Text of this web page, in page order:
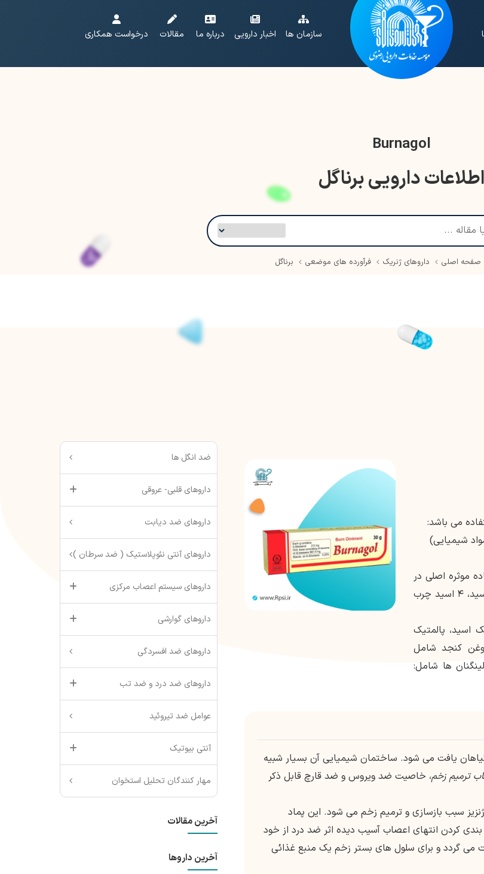
سازمان ها اخبار دارویی درباره ما مقالات درخواست همکاری
Burnagol
اطلاعات دارویی برناگل
صفحه اصلی داروهای ژنریک فرآورده های موضعی برناگل
می باشد:
به عنوان ماده موثره اصلی در
پایه پمادی غنی از روغن کنجد می باشد. افزون بر این ۱۸ آمینواسید، ۴ اسید چرب
اسید، پالمتیک
کنجد شامل
ها شامل:
یافت می شود. ساختمان شیمیایی آن بسیار شبیه
ترمیم زخم، خاصیت ضد ویروس و ضد قارچ قابل ذکر
سبب بازسازی و ترمیم زخم می شود. این پماد
کردن انتهای اعصاب آسیب دیده اثر ضد درد از خود
می گردد و برای سلول های بستر زخم یک منبع غذائی
ضد انگل ها
داروهای قلبی- عروقی
داروهای ضد دیابت
داروهای آنتی نئوپلاستیک ( ضد سرطان )
داروهای سیستم اعصاب مرکزی
داروهای گوارشی
داروهای ضد افسردگی
داروهای ضد درد و ضد تب
عوامل ضد تیروئید
آنتی بیوتیک
مهار کنندگان تحلیل استخوان
آخرین مقالات
آخرین داروها